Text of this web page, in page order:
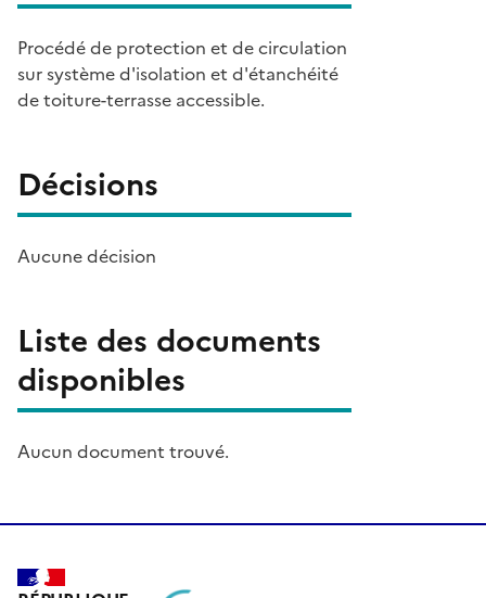
Procédé de protection et de circulation
sur système d'isolation et d'étanchéité
de toiture-terrasse accessible.
Décisions
Aucune décision
Liste des documents
disponibles
Aucun document trouvé.